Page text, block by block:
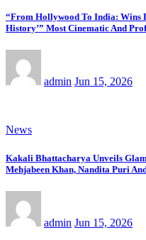
“From Hollywood To India: Wins
History’” Most Cinematic And
admin Jun 15, 2026
News
Kakali Bhattacharya Unveils
Mehjabeen Khan, Nandita Puri
admin Jun 15, 2026